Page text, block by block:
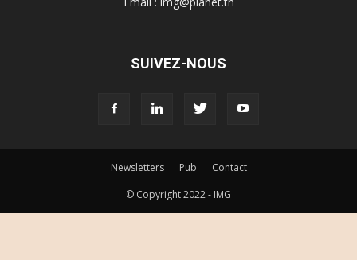
SUIVEZ-NOUS
Newsletters Pub
Contact
© Copyright 2022 - IMG